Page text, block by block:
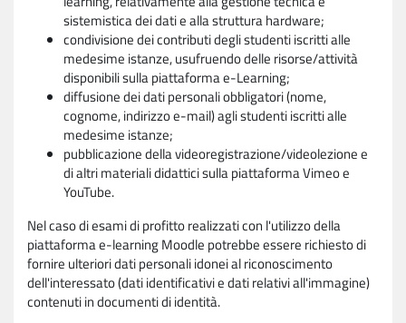
sistemistica dei dati e alla struttura hardware;
condivisione dei contributi degli studenti iscritti alle
medesime istanze, usufruendo delle risorse/attività
disponibili sulla piattaforma e-Learning;
diffusione dei dati personali obbligatori (nome,
cognome, indirizzo e-mail) agli studenti iscritti alle
medesime istanze;
pubblicazione della videoregistrazione/videolezione e
di altri materiali didattici sulla piattaforma Vimeo e
YouTube.
Nel caso di esami di profitto realizzati con l'utilizzo della
piattaforma e-learning Moodle potrebbe essere richiesto di
fornire ulteriori dati personali idonei al riconoscimento
dell'interessato (dati identificativi e dati relativi all'immagine)
contenuti in documenti di identità.